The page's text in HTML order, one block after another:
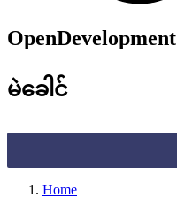
OpenDevelopment
မဲခေါင်
Home